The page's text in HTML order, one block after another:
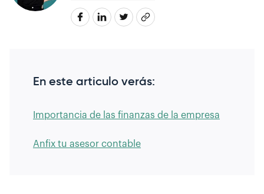
En este articulo verás:
Importancia de las finanzas de la empresa
Anfix tu asesor contable